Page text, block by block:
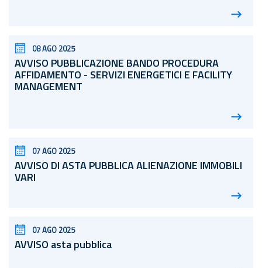
08 AGO 2025
AVVISO PUBBLICAZIONE BANDO PROCEDURA
AFFIDAMENTO - SERVIZI ENERGETICI E FACILITY
MANAGEMENT
07 AGO 2025
AVVISO DI ASTA PUBBLICA ALIENAZIONE IMMOBILI
VARI
07 AGO 2025
AVVISO asta pubblica